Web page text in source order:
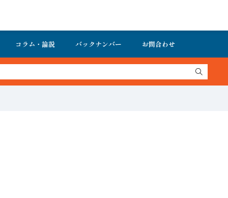
コラム・論説 バックナンバー お問合わせ